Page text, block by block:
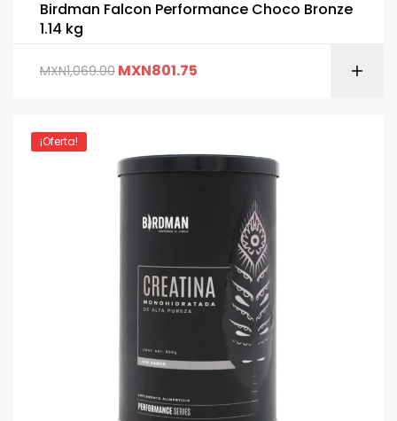
Birdman Falcon Performance Choco Bronze
1.14 kg
MXN1,069.00 MXN801.75
¡Oferta!